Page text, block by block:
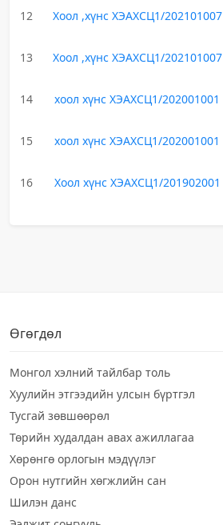
12
Хоол ,хүнс ХЭАХСЦ1/202101007
13
Хоол ,хүнс ХЭАХСЦ1/202101007
14
хоол хүнс ХЭАХСЦ1/202001001
15
хоол хүнс ХЭАХСЦ1/202001001
16
Хоол хүнс ХЭАХСЦ1/201902001
Өгөгдөл
Монгол хэлний тайлбар толь
Хуулийн этгээдийн улсын бүртгэл
Тусгай зөвшөөрөл
Төрийн худалдан авах ажиллагаа
Хөрөнгө орлогын мэдүүлэг
Орон нутгийн хөгжлийн сан
Шилэн данс